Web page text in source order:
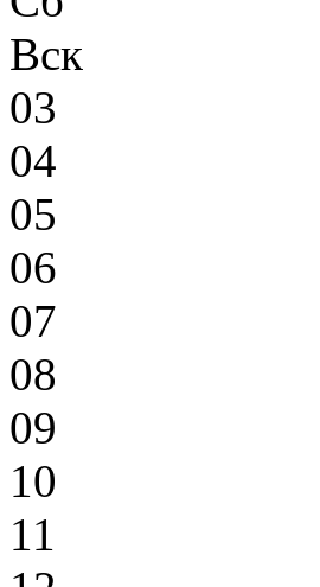
Вск
03
04
05
06
07
08
09
10
11